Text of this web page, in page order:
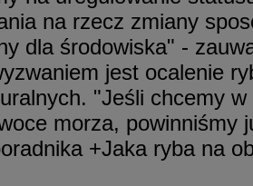
na rzecz zmiany
dla środowiska" -
jest ocalenie
"Jeśli chcemy w
morza, powinniśmy
+Jaka ryba na